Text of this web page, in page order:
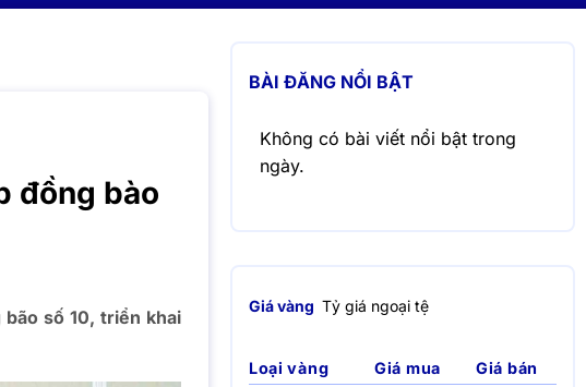
đồng bào
số 10, triển khai
BÀI ĐĂNG NỔI BẬT
Không có bài viết nổi bật trong
ngày.
Giá vàng Tỷ giá ngoại tệ
Loại vàng Giá mua Giá bán